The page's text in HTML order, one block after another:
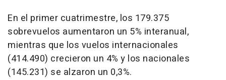
En el primer cuatrimestre, los 179.375
sobrevuelos aumentaron un 5% interanual,
mientras que los vuelos internacionales
(414.490) crecieron un 4% y los nacionales
(145.231) se alzaron un 0,3%.